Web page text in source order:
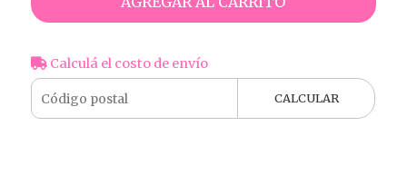
Calculá el costo de envío
CALCULAR